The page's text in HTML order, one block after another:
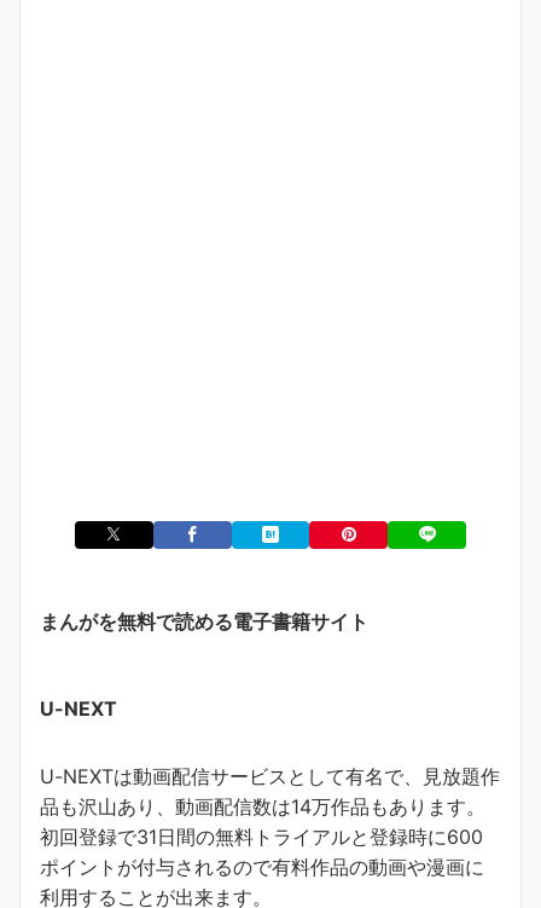
まんがを無料で読める電子書籍サイト
U-NEXT
U-NEXTは動画配信サービスとして有名で、見放題作
品も沢山あり、動画配信数は14万作品もあります。
初回登録で31日間の無料トライアルと登録時に600
ポイントが付与されるので有料作品の動画や漫画に
利用することが出来ます。